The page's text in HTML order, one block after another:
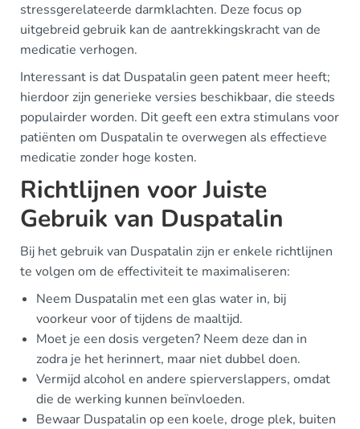
stressgerelateerde darmklachten. Deze focus op
uitgebreid gebruik kan de aantrekkingskracht van de
medicatie verhogen.
Interessant is dat Duspatalin geen patent meer heeft;
hierdoor zijn generieke versies beschikbaar, die steeds
populairder worden. Dit geeft een extra stimulans voor
patiënten om Duspatalin te overwegen als effectieve
medicatie zonder hoge kosten.
Richtlijnen voor Juiste
Gebruik van Duspatalin
Bij het gebruik van Duspatalin zijn er enkele richtlijnen
te volgen om de effectiviteit te maximaliseren:
Neem Duspatalin met een glas water in, bij
voorkeur voor of tijdens de maaltijd.
Moet je een dosis vergeten? Neem deze dan in
zodra je het herinnert, maar niet dubbel doen.
Vermijd alcohol en andere spierverslappers, omdat
die de werking kunnen beïnvloeden.
Bewaar Duspatalin op een koele, droge plek, buiten